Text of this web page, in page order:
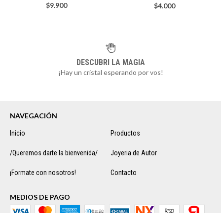
$9.900 $4.000
DESCUBRI LA MAGIA
¡Hay un cristal esperando por vos!
NAVEGACIÓN
Inicio Productos
/Queremos darte la bienvenida/ Joyeria de Autor
¡Formate con nosotros! Contacto
MEDIOS DE PAGO